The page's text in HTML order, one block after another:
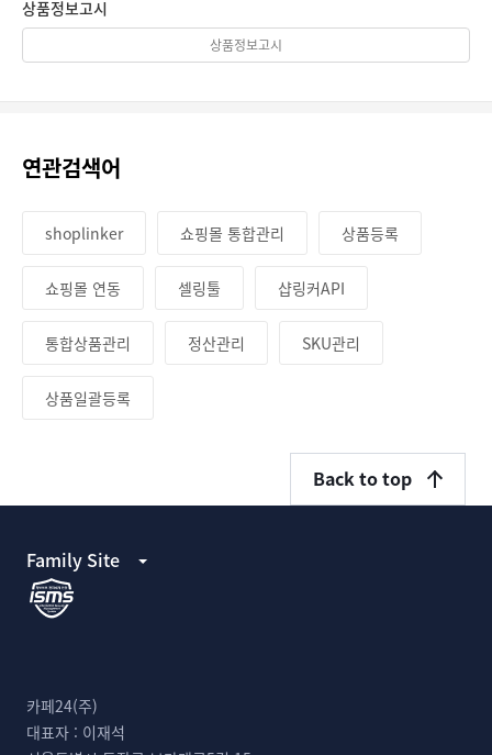
상품정보고시
상품정보고시
연관검색어
shoplinker 쇼핑몰 통합관리 상품등록
쇼핑몰 연동 셀링툴 샵링커API
통합상품관리 정산관리 SKU관리
상품일괄등록
Family Site
Back to top
카페24(주)
대표자 : 이재석